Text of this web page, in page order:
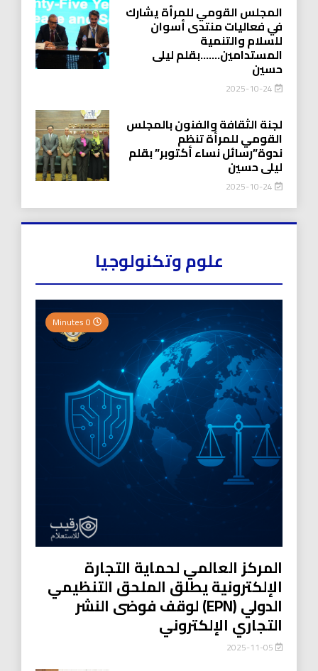
المجلس القومي للمرأة يشارك
في فعاليات منتدى أسوان
للسلام والتنمية
المستدامين…….بقلم ليلى
حسين
2025-10-24
لجنة الثقافة والفنون بالمجلس
القومي للمرأة تنظم
ندوة”رسائل نساء أكتوبر” بقلم
ليلى حسين
2025-10-24
علوم وتكنولوجيا
المركز العالمي لحماية التجارة
الإلكترونية يطلق الملحق التنظيمي
الدولي (EPN) لوقف فوضى النشر
التجاري الإلكتروني